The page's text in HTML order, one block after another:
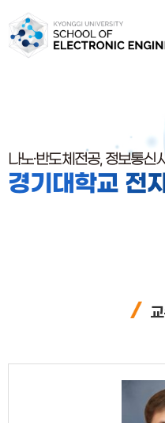
나노·반도체전공, 정보통신
경기대학교 전